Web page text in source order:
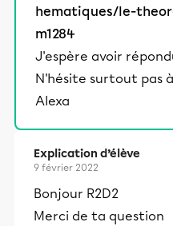
hematiques/le-
m1284
J'espère avoir
N'hésite surtout pas
Alexa
Explication d’élève
9 février 2022
Bonjour R2D2
Merci de ta question